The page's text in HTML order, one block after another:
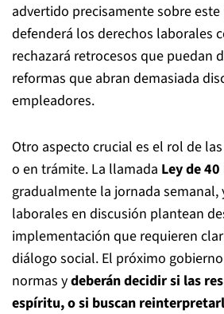
advertido precisamente sobre
defenderá los derechos laborales
rechazará retrocesos que puedan
reformas que abran demasiada
empleadores.
Otro aspecto crucial es el rol de
o en trámite. La llamada Ley de
gradualmente la jornada semanal,
laborales en discusión plantean
implementación que requieren
diálogo social. El próximo
normas ydeberán decidir si las
espíritu, o si buscan